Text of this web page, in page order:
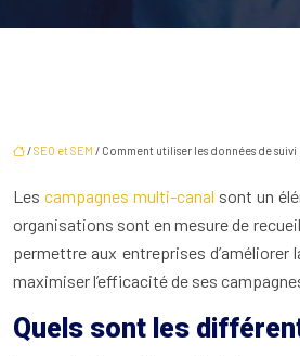
/SEO et SEM / Comment utiliser les données de
Lescampagnes multi-canal sont un
organisations sont en mesure de
permettre aux entreprises
maximiser l’efficacité de ses
Quels sont les